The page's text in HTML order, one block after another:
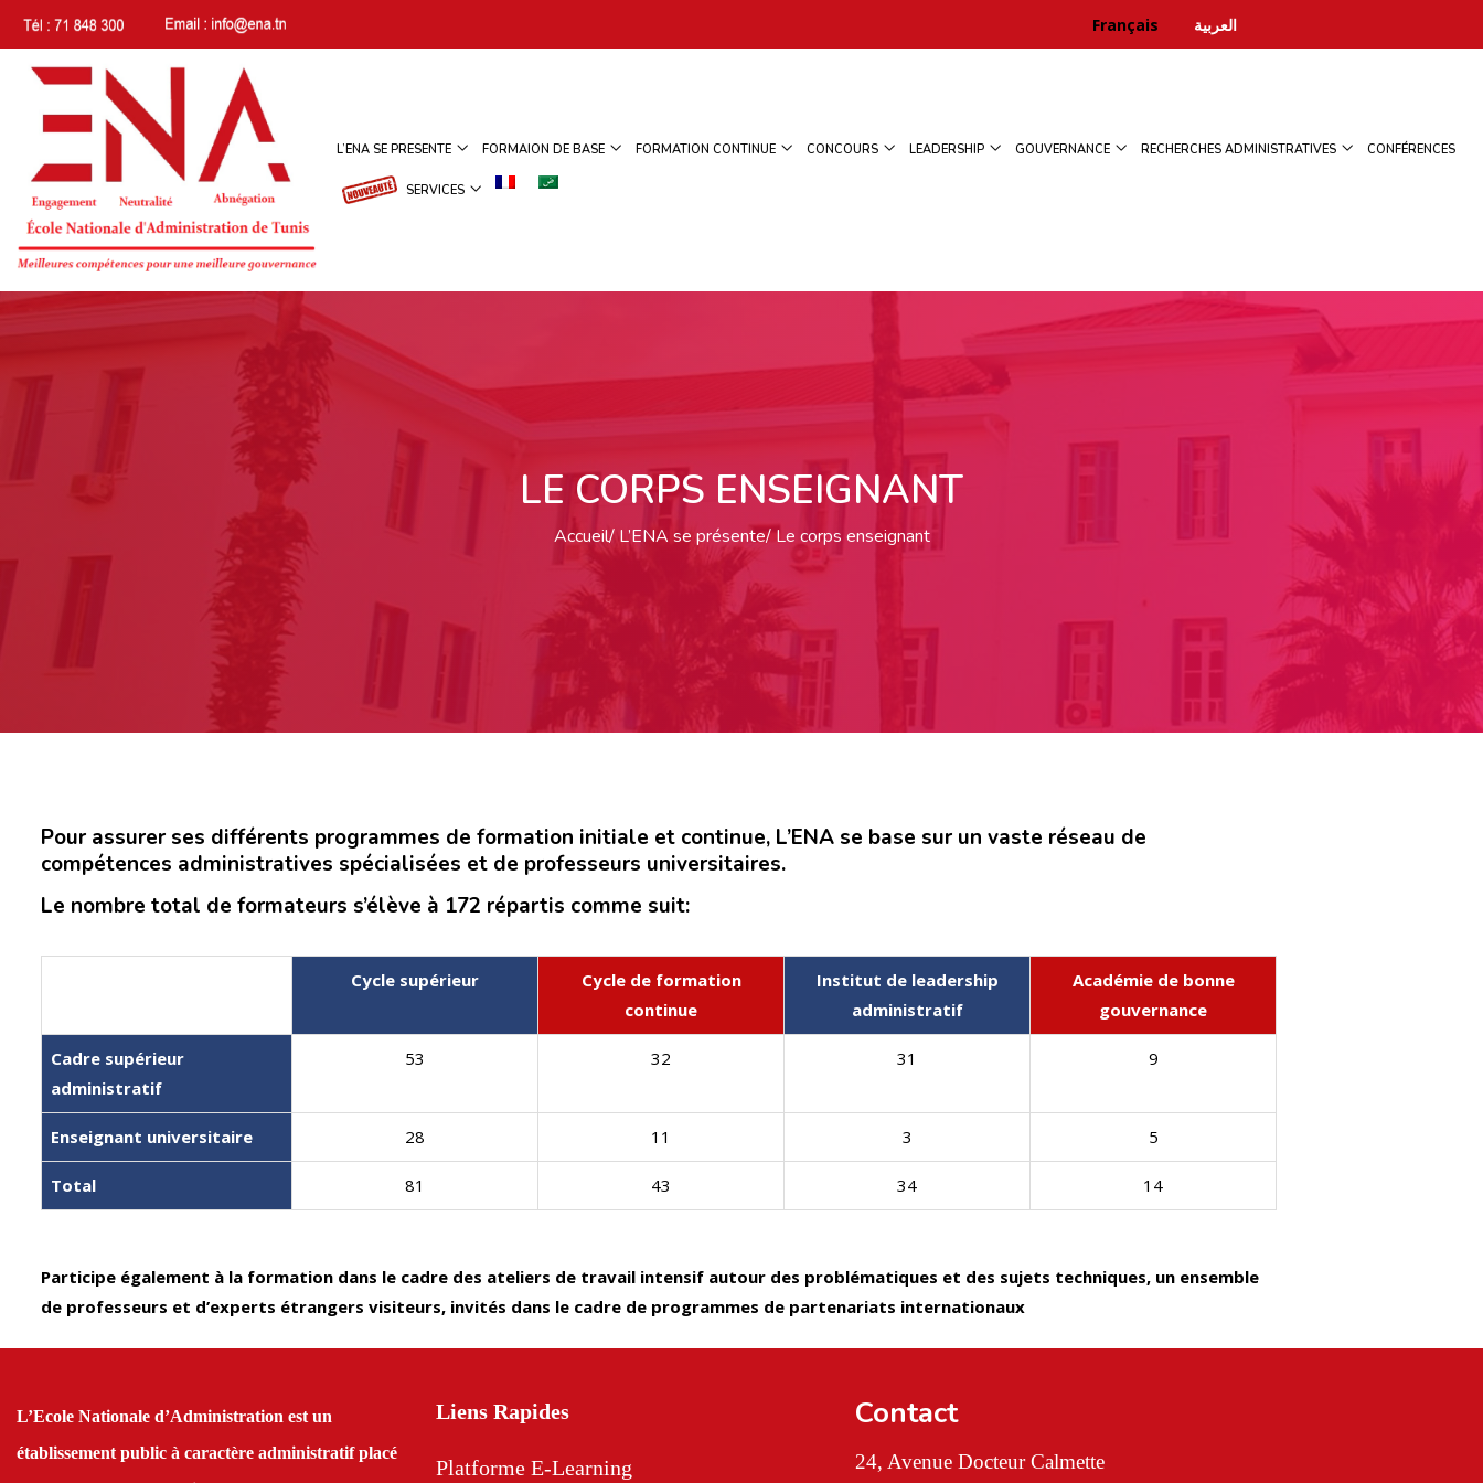
العربية Français
L’ENA SE PRESENTE FORMAION DE BASE FORMATION CONTINUE CONCOURS LEADERSHIP GOUVERNANCE RECHERCHES ADMINISTRATIVES CONFÉRENCES
SERVICES
LE CORPS ENSEIGNANT
Accueil L’ENA se présente Le corps enseignant
Pour assurer ses différents programmes de formation initiale et continue, L’ENA se base sur un vaste réseau de
compétences administratives spécialisées et de professeurs universitaires.
Le nombre total de formateurs s’élève à 172 répartis comme suit:
Cycle supérieur
Cycle de formation
continue
Institut de leadership
administratif
Académie de bonne
gouvernance
Cadre supérieur
administratif
53 32 31 9
Enseignant universitaire 28 11 3 5
Total 81 43 34 14
Participe également à la formation dans le cadre des ateliers de travail intensif autour des problématiques et des sujets techniques, un ensemble
de professeurs et d’experts étrangers visiteurs, invités dans le cadre de programmes de partenariats internationaux
L’Ecole Nationale d’Administration est un
établissement public à caractère administratif placé
Liens Rapides
Platforme E-Learning
Contact
24, Avenue Docteur Calmette